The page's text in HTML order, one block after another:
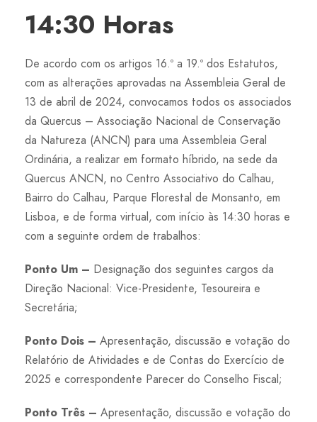
14:30 Horas
De acordo com os artigos 16.º a 19.º dos Estatutos,
com as alterações aprovadas na Assembleia Geral de
13 de abril de 2024, convocamos todos os associados
da Quercus – Associação Nacional de Conservação
da Natureza (ANCN) para uma Assembleia Geral
Ordinária, a realizar em formato híbrido, na sede da
Quercus ANCN, no Centro Associativo do Calhau,
Bairro do Calhau, Parque Florestal de Monsanto, em
Lisboa, e de forma virtual, com início às 14:30 horas e
com a seguinte ordem de trabalhos:
Ponto Um – Designação dos seguintes cargos da
Direção Nacional: Vice-Presidente, Tesoureira e
Secretária;
Ponto Dois – Apresentação, discussão e votação do
Relatório de Atividades e de Contas do Exercício de
2025 e correspondente Parecer do Conselho Fiscal;
Ponto Três – Apresentação, discussão e votação do